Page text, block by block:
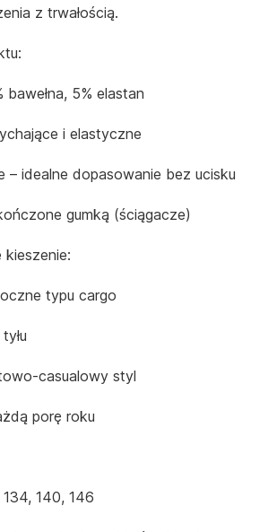
z trwałością.
bawełna, 5% elastan
i elastyczne
– idealne dopasowanie bez ucisku
gumką (ściągacze)
typu cargo
casualowy styl
porę roku
134, 140, 146